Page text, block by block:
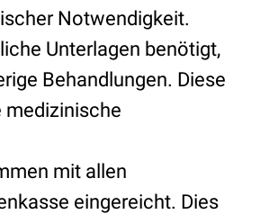
Notwendigkeit.
Unterlagen benötigt,
Behandlungen. Diese
medizinische
mit allen
eingereicht. Dies